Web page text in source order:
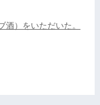
）をいただいた。